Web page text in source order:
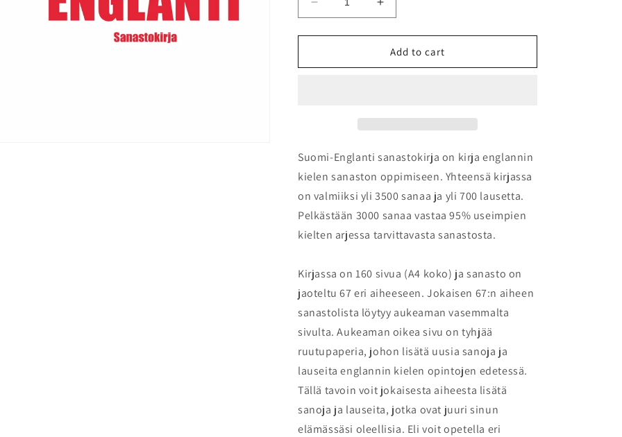
Decrease
quantity
for
englanti
Increase
quantity
for
Suomi-
englanti
Add to cart
Suomi-Englanti sanastokirja on kirja englannin
kielen sanaston oppimiseen. Yhteensä kirjassa
on valmiiksi yli 3500 sanaa ja yli 700 lausetta.
Pelkästään 3000 sanaa vastaa 95% useimpien
kielten arjessa tarvittavasta sanastosta.
Kirjassa on 160 sivua (A4 koko) ja sanasto on
jaoteltu 67 eri aiheeseen. Jokaisen 67:n aiheen
sanastolista löytyy aukeaman vasemmalta
sivulta. Aukeaman oikea sivu on tyhjää
ruutupaperia, johon lisätä uusia sanoja ja
lauseita englannin kielen opintojen edetessä.
Tällä tavoin voit jokaisesta aiheesta lisätä
sanoja ja lauseita, jotka ovat juuri sinun
elämässäsi oleellisia. Eli voit opetella eri